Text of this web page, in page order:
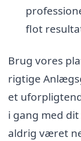
flot
Brug vores
rigtige
et
i gang med
aldrig været